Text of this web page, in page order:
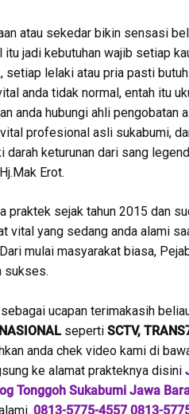
atau sekedar bikin sensasi
jadi kebutuhan wajib setiap
setiap lelaki atau pria pasti
anda tidak normal, entah itu
anda hubungi ahli pengobatan
profesional asli sukabumi,
darah keturunan dari sang
Erot.
praktek sejak tahun 2015 dan
vital yang sedang anda alami
mulai masyarakat biasa,
sukses.
ucapan terimakasih
seperti SCTV,
anda chek video kami di
ke alamat prakteknya disini
Tonggoh Sukabumi Jawa
0813-5775-4557 0813-